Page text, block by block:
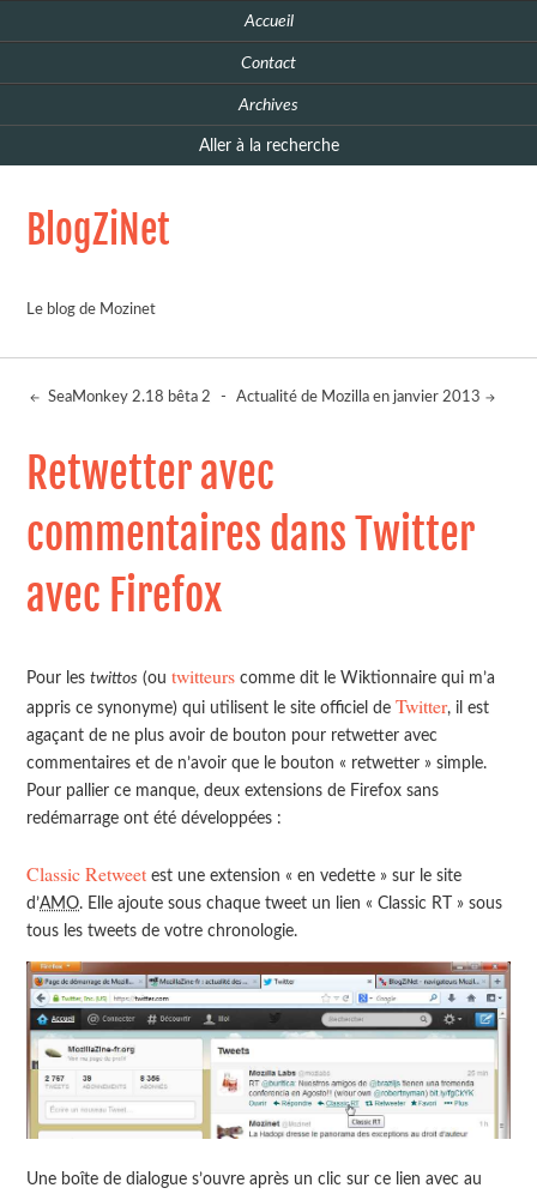
Accueil
Contact
Archives
Aller à la recherche
BlogZiNet
Le blog de Mozinet
SeaMonkey 2.18 bêta 2 - Actualité de Mozilla en janvier 2013
Retwetter avec
commentaires dans Twitter
avec Firefox
Pour lestwittos (outwitteurs comme dit le Wiktionnaire qui m’a
appris ce synonyme) qui utilisent le site officiel deTwitter, il est
agaçant de ne plus avoir de bouton pour retwetter avec
commentaires et de n’avoir que le bouton « retwetter » simple.
Pour pallier ce manque, deux extensions de Firefox sans
redémarrage ont été développées :
Classic Retweet est une extension « en vedette » sur le site
d’AMO. Elle ajoute sous chaque tweet un lien « Classic RT » sous
tous les tweets de votre chronologie.
Une boîte de dialogue s’ouvre après un clic sur ce lien avec au